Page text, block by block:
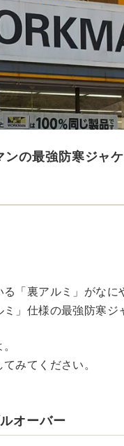
の最強防寒ジャ
「裏アルミ」がなに
」仕様の最強防寒ジ
みてください。
オーバー